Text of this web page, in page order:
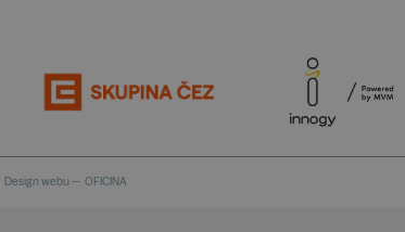
Design webu — OFICINA